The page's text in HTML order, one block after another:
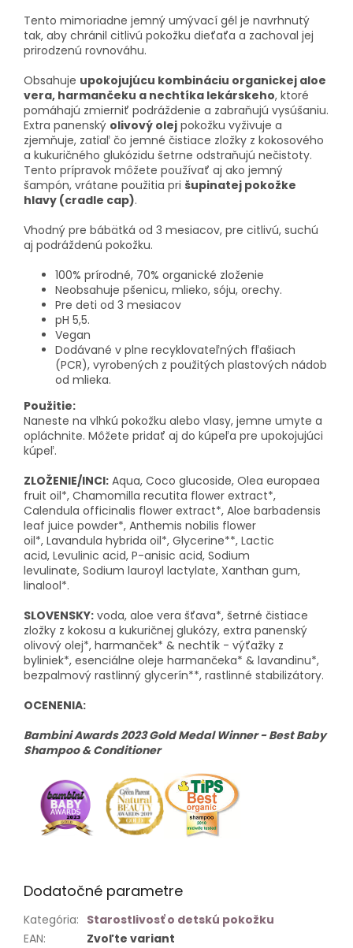
Tento mimoriadne jemný umývací gél je navrhnutý
tak, aby chránil citlivú pokožku dieťaťa a zachoval jej
prirodzenú rovnováhu.
Obsahuje upokojujúcu kombináciu organickej aloe
vera, harmančeku a nechtíka lekárskeho, ktoré
pomáhajú zmierniť podráždenie a zabraňujú vysúšaniu.
Extra panenský olivový olej pokožku vyživuje a
zjemňuje, zatiaľ čo jemné čistiace zložky z kokosového
a kukuričného glukózidu šetrne odstraňujú nečistoty.
Tento prípravok môžete používať aj ako jemný
šampón, vrátane použitia pri šupinatej pokožke
hlavy (cradle cap).
Vhodný pre bábätká od 3 mesiacov, pre citlivú, suchú
aj podráždenú pokožku.
100% prírodné, 70% organické zloženie
Neobsahuje pšenicu, mlieko, sóju, orechy.
Pre deti od 3 mesiacov
pH 5,5.
Vegan
Dodávané v plne recyklovateľných fľašiach
(PCR), vyrobených z použitých plastových nádob
od mlieka.
Použitie:
Naneste na vlhkú pokožku alebo vlasy, jemne umyte a
opláchnite. Môžete pridať aj do kúpeľa pre upokojujúci
kúpeľ.
ZLOŽENIE/INCI: Aqua, Coco glucoside, Olea europaea
fruit oil*, Chamomilla recutita flower extract*,
Calendula officinalis flower extract*, Aloe barbadensis
leaf juice powder*, Anthemis nobilis flower
oil*, Lavandula hybrida oil*, Glycerine**, Lactic
acid, Levulinic acid, P-anisic acid, Sodium
levulinate, Sodium lauroyl lactylate, Xanthan gum,
linalool*.
SLOVENSKY: voda, aloe vera šťava*, šetrné čistiace
zložky z kokosu a kukuričnej glukózy, extra panenský
olivový olej*, harmanček* & nechtík - výťažky z
byliniek*, esenciálne oleje harmančeka* & lavandinu*,
bezpalmový rastlinný glycerín**, rastlinné stabilizátory.
OCENENIA:
Bambini Awards 2023 Gold Medal Winner - Best Baby
Shampoo & Conditioner
Dodatočné parametre
Kategória: Starostlivosť o detskú pokožku
EAN:
Zvoľte variant